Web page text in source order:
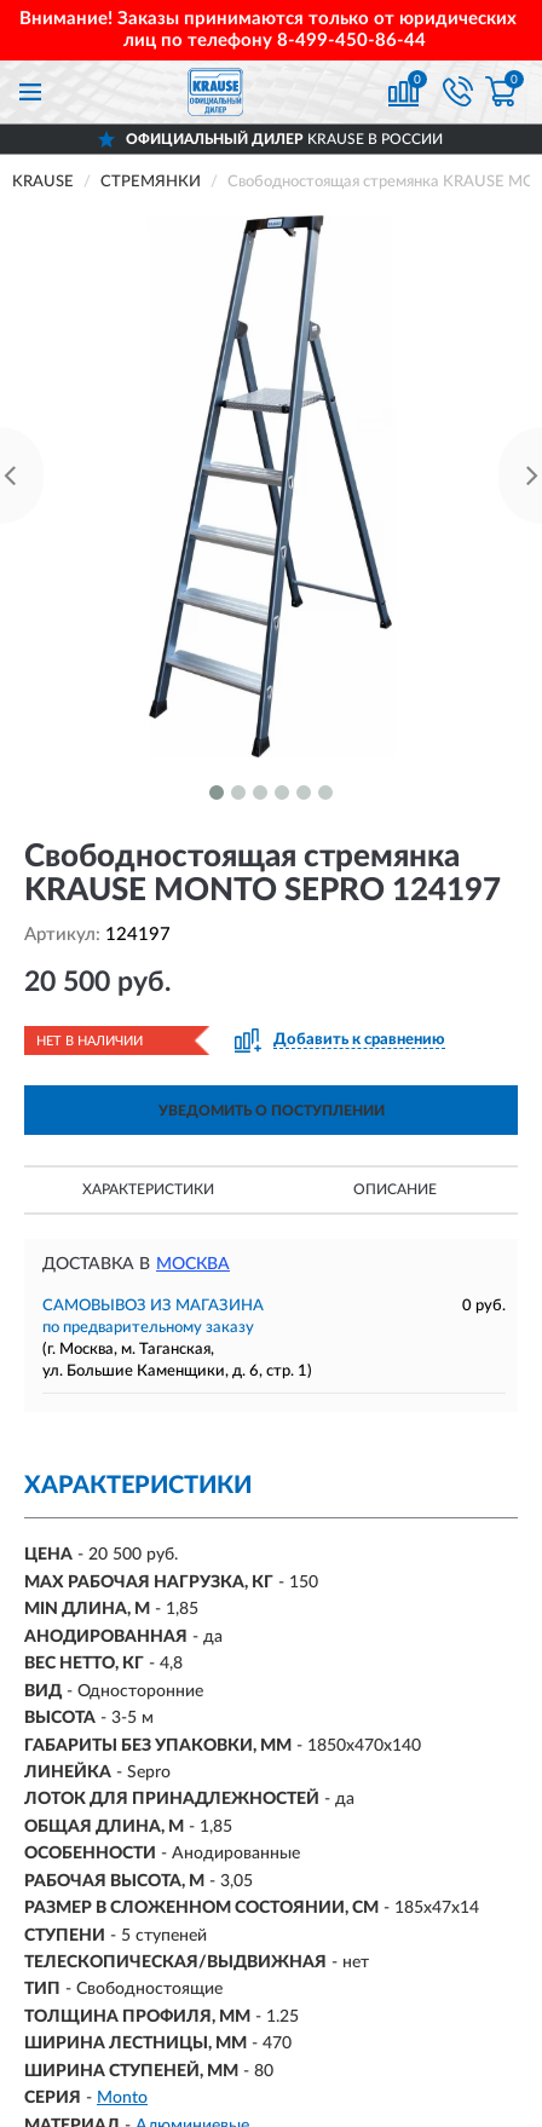
Внимание! Заказы принимаются только от юридических
лиц по телефону 8-499-450-86-44
0 0
ОФИЦИАЛЬНЫЙ ДИЛЕРKRAUSE В РОССИИ
KRAUSE СТРЕМЯНКИ Свободностоящая стремянка KRAUSE
Свободностоящая стремянка
KRAUSE MONTO SEPRO 124197
Артикул: 124197
20 500 руб.
НЕТ В НАЛИЧИИ Добавить к сравнению
УВЕДОМИТЬ О ПОСТУПЛЕНИИ
ХАРАКТЕРИСТИКИ ОПИСАНИЕ
ДОСТАВКА В МОСКВА
САМОВЫВОЗ ИЗ МАГАЗИНА
0 руб.
по предварительному заказу
(г. Москва, м. Таганская,
ул. Большие Каменщики, д. 6, стр. 1)
ХАРАКТЕРИСТИКИ
ЦЕНА - 20 500 руб.
MAX РАБОЧАЯ НАГРУЗКА, КГ - 150
MIN ДЛИНА, М - 1,85
АНОДИРОВАННАЯ - да
ВЕС НЕТТО, КГ - 4,8
ВИД - Односторонние
ВЫСОТА - 3-5 м
ГАБАРИТЫ БЕЗ УПАКОВКИ, ММ - 1850х470х140
ЛИНЕЙКА - Sepro
ЛОТОК ДЛЯ ПРИНАДЛЕЖНОСТЕЙ - да
ОБЩАЯ ДЛИНА, М - 1,85
ОСОБЕННОСТИ - Анодированные
РАБОЧАЯ ВЫСОТА, М - 3,05
РАЗМЕР В СЛОЖЕННОМ СОСТОЯНИИ, СМ - 185х47х14
СТУПЕНИ - 5 ступеней
ТЕЛЕСКОПИЧЕСКАЯ/ВЫДВИЖНАЯ - нет
ТИП - Свободностоящие
ТОЛЩИНА ПРОФИЛЯ, ММ - 1.25
ШИРИНА ЛЕСТНИЦЫ, ММ - 470
ШИРИНА СТУПЕНЕЙ, ММ - 80
СЕРИЯ - Monto